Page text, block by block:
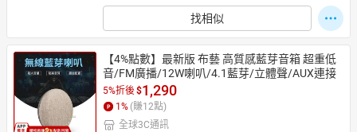
找相似
【4%點數】最新版 布藝 高質感藍芽音箱 超重低
音/FM廣播/12W喇叭/4.1藍芽/立體聲/AUX連接
5%折後$1,290
1 % (賺12點)
全球3C通訊